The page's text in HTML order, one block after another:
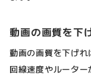
動画の画質を下
動画の画質を下げれ
回線速度やルータ